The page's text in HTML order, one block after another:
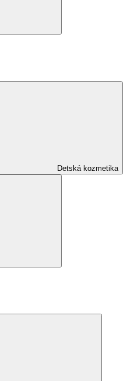
Detská kozmetika